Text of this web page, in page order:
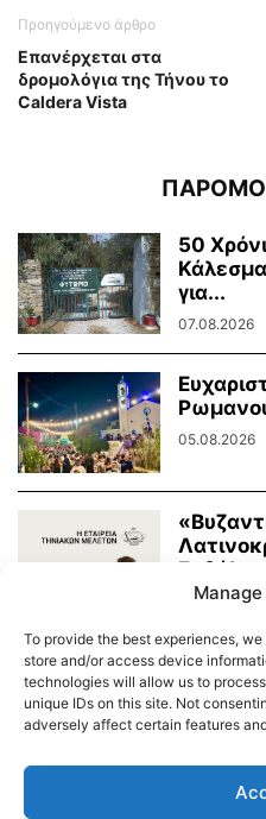
Προηγούμενο άρθρο
Επανέρχεται στα
δρομολόγια της Τήνου το
Caldera Vista
50
για...
07.08.2026
05.08.2026
Δημοτικό Λιμενικό Ταμείο
To provide the best experiences,
store and/or access device
technologies will allow us to
unique IDs on this site. Not
adversely affect certain features